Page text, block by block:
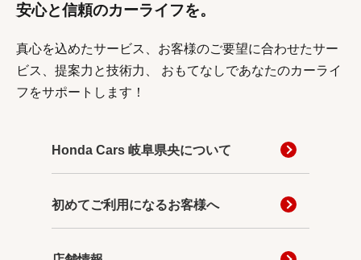
安心と信頼のカーライフを。
真心を込めたサービス、お客様のご要望に合わせたサー
ビス、提案力と技術力、
おもてなしであなたのカーライ
フをサポートします！
Honda Cars 岐阜県央について
初めてご利用になるお客様へ